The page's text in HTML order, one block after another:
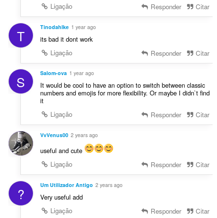
Ligação
Responder Citar
T Tinodahlke 1 year ago
its bad it dont work
Ligação
Responder Citar
S Salom-ova 1 year ago
It would be cool to have an option to switch between classic
numbers and emojis for more flexibility. Or maybe I didn`t find
it
Ligação
Responder Citar
VvVenus00 2 years ago
useful and cute
Ligação
Responder Citar
? Um Utilizador Antigo 2 years ago
Very useful add
Ligação
Responder Citar